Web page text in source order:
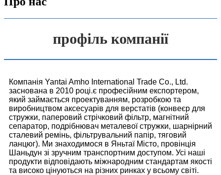
профіль компанії
Компанія Yantai Amho International Trade Co., Ltd.
заснована в 2010 році.є професійним експортером,
який займається проектуванням, розробкою та
виробництвом аксесуарів для верстатів (конвеєр для
стружки, паперовий стрічковий фільтр, магнітний
сепаратор, подрібнювач металевої стружки, шарнірний
сталевий ремінь, фільтрувальний папір, тяговий
ланцюг). Ми знаходимося в Яньтаї Місто, провінція
Шаньдун зі зручним транспортним доступом. Усі наші
продукти відповідають міжнародним стандартам якості
та високо цінуються на різних ринках у всьому світі.